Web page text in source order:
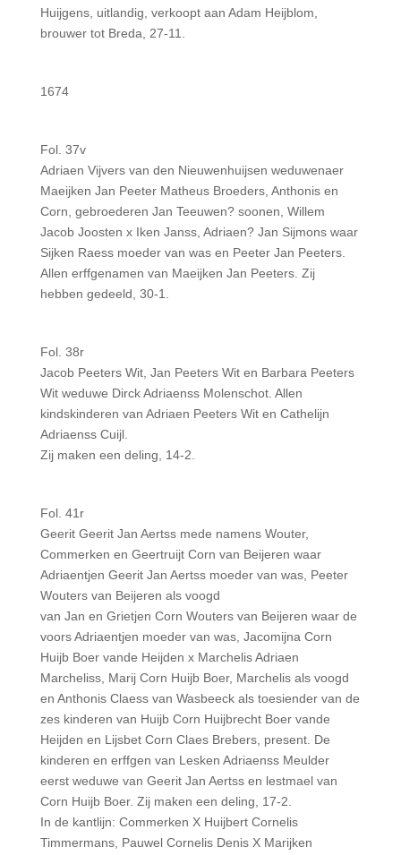
Huijgens, uitlandig, verkoopt aan Adam Heijblom,
brouwer tot Breda, 27-11.
1674
Fol. 37v
Adriaen Vijvers van den Nieuwenhuijsen weduwenaer
Maeijken Jan Peeter Matheus Broeders, Anthonis en
Corn, gebroederen Jan Teeuwen? soonen, Willem
Jacob Joosten x Iken Janss, Adriaen? Jan Sijmons waar
Sijken Raess moeder van was en Peeter Jan Peeters.
Allen erffgenamen van Maeijken Jan Peeters. Zij
hebben gedeeld, 30-1.
Fol. 38r
Jacob Peeters Wit, Jan Peeters Wit en Barbara Peeters
Wit weduwe Dirck Adriaenss Molenschot. Allen
kindskinderen van Adriaen Peeters Wit en Cathelijn
Adriaenss Cuijl.
Zij maken een deling, 14-2.
Fol. 41r
Geerit Geerit Jan Aertss mede namens Wouter,
Commerken en Geertruijt Corn van Beijeren waar
Adriaentjen Geerit Jan Aertss moeder van was, Peeter
Wouters van Beijeren als voogd
van Jan en Grietjen Corn Wouters van Beijeren waar de
voors Adriaentjen moeder van was, Jacomijna Corn
Huijb Boer vande Heijden x Marchelis Adriaen
Marcheliss, Marij Corn Huijb Boer, Marchelis als voogd
en Anthonis Claess van Wasbeeck als toesiender van de
zes kinderen van Huijb Corn Huijbrecht Boer vande
Heijden en Lijsbet Corn Claes Brebers, present. De
kinderen en erffgen van Lesken Adriaenss Meulder
eerst weduwe van Geerit Jan Aertss en lestmael van
Corn Huijb Boer. Zij maken een deling, 17-2.
In de kantlijn: Commerken X Huijbert Cornelis
Timmermans, Pauwel Cornelis Denis X Marijken